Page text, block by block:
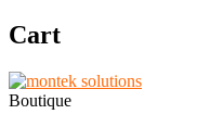
Cart
Boutique